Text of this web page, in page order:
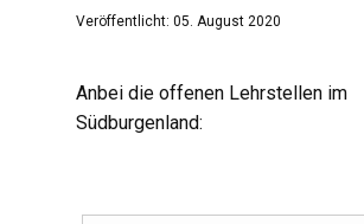
Veröffentlicht: 05. August 2020
Anbei die offenen Lehrstellen im
Südburgenland: